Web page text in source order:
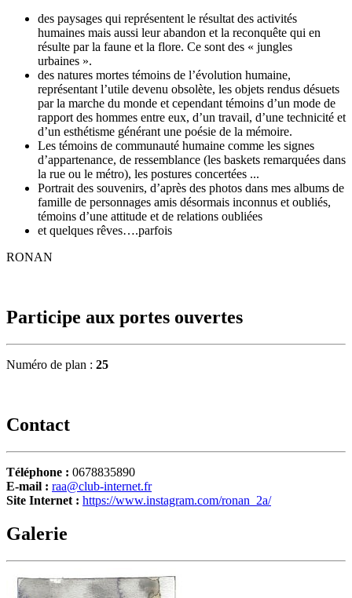
des paysages qui représentent le résultat des activités
humaines mais aussi leur abandon et la reconquête qui en
résulte par la faune et la flore. Ce sont des « jungles
urbaines ».
des natures mortes témoins de l’évolution humaine,
représentant l’utile devenu obsolète, les objets rendus désuets
par la marche du monde et cependant témoins d’un mode de
rapport des hommes entre eux, d’un travail, d’une technicité et
d’un esthétisme générant une poésie de la mémoire.
Les témoins de communauté humaine comme les signes
d’appartenance, de ressemblance (les baskets remarquées dans
la rue ou le métro), les postures concertées ...
Portrait des souvenirs, d’après des photos dans mes albums de
famille de personnages amis désormais inconnus et oubliés,
témoins d’une attitude et de relations oubliées
et quelques rêves….parfois
RONAN
Participe aux portes ouvertes
Numéro de plan : 25
Contact
Téléphone : 0678835890
E-mail : raa@club-internet.fr
Site Internet : https://www.instagram.com/ronan_2a/
Galerie